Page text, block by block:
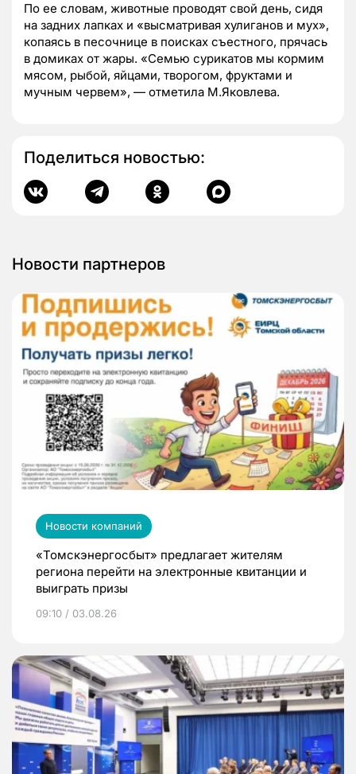
По ее словам, животные проводят свой день, сидя
на задних лапках и «высматривая хулиганов и мух»,
копаясь в песочнице в поисках съестного, прячась
в домиках от жары. «Семью сурикатов мы кормим
мясом, рыбой, яйцами, творогом, фруктами и
мучным червем», — отметила М.Яковлева.
Поделиться новостью:
Новости партнеров
Новости компаний
«Томскэнергосбыт» предлагает жителям
региона перейти на электронные квитанции и
выиграть призы
09:10 / 03.08.26